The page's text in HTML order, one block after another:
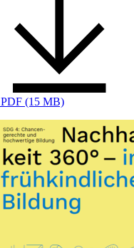
PDF (15 MB)